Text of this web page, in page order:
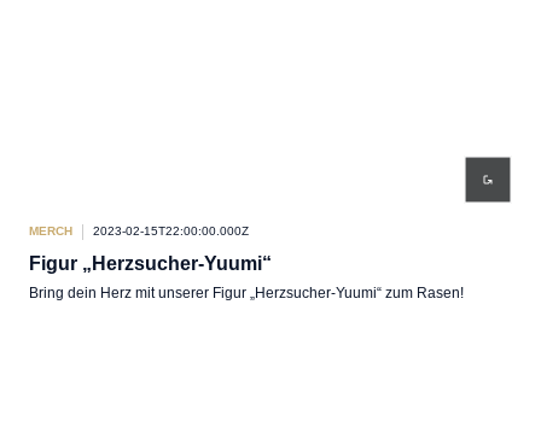
MERCH 2023-02-15T22:00:00.000Z
Figur „Herzsucher-Yuumi“
Bring dein Herz mit unserer Figur „Herzsucher-Yuumi“ zum Rasen!